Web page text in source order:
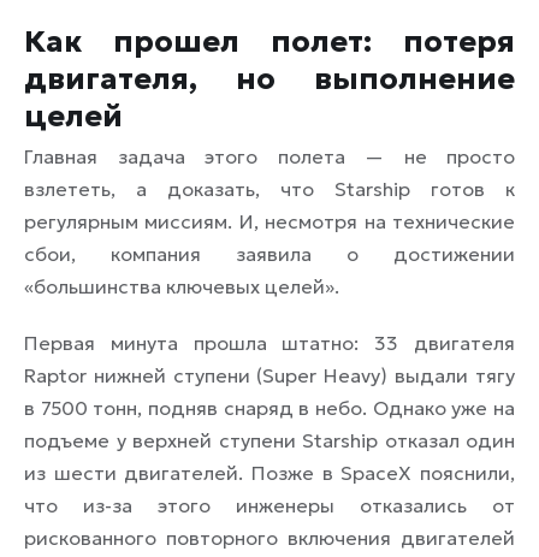
Как прошел полет: потеря
двигателя, но выполнение
целей
Главная задача этого полета — не просто
взлететь, а доказать, что Starship готов к
регулярным миссиям. И, несмотря на технические
сбои, компания заявила о достижении
«большинства ключевых целей».
Первая минута прошла штатно: 33 двигателя
Raptor нижней ступени (Super Heavy) выдали тягу
в 7500 тонн, подняв снаряд в небо. Однако уже на
подъеме у верхней ступени Starship отказал один
из шести двигателей. Позже в SpaceX пояснили,
что из-за этого инженеры отказались от
рискованного повторного включения двигателей